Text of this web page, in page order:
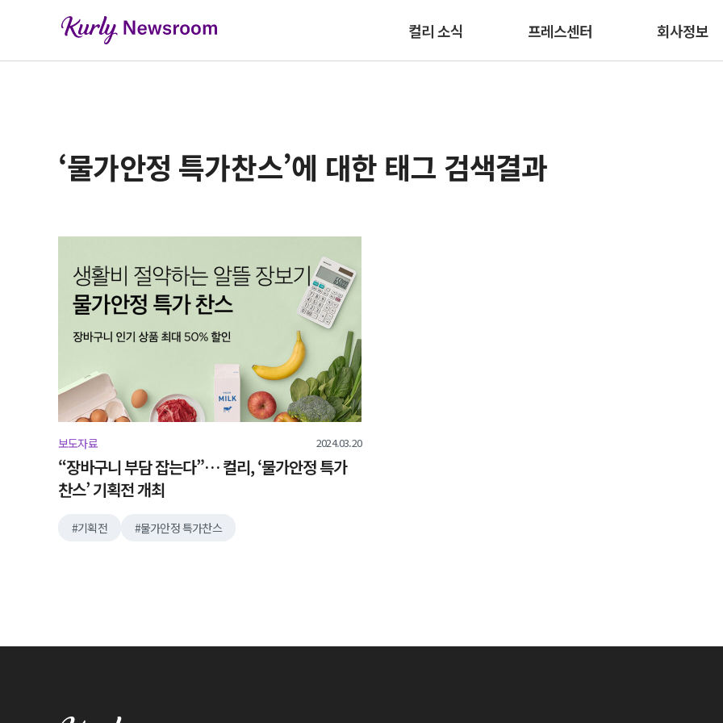
컬리 소식 프레스센터 회사정보
‘물가안정 특가찬스’에 대한 태그 검색결과
보도자료 2024.03.20
“장바구니 부담 잡는다”… 컬리, ‘물가안정 특가
찬스’ 기획전 개최
기획전 물가안정 특가찬스